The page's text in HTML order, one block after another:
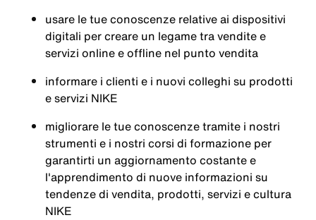
usare le tue conoscenze relative ai dispositivi
digitali per creare un legame tra vendite e
servizi online e offline nel punto vendita
informare i clienti e i nuovi colleghi su prodotti
e servizi NIKE
migliorare le tue conoscenze tramite i nostri
strumenti e i nostri corsi di formazione per
garantirti un aggiornamento costante e
l'apprendimento di nuove informazioni su
tendenze di vendita, prodotti, servizi e cultura
NIKE